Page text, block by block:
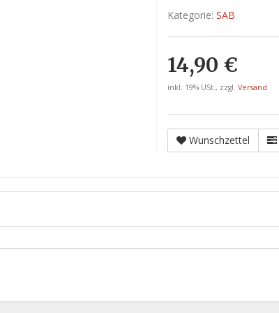
Kategorie: SAB
14,90 €
inkl. 19% USt., zzgl. Versand
Wunschzettel